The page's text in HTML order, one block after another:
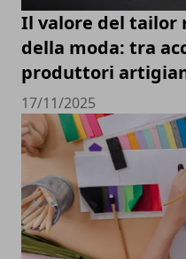
Il valore del tailor
della moda: tra
produttori
17/11/2025